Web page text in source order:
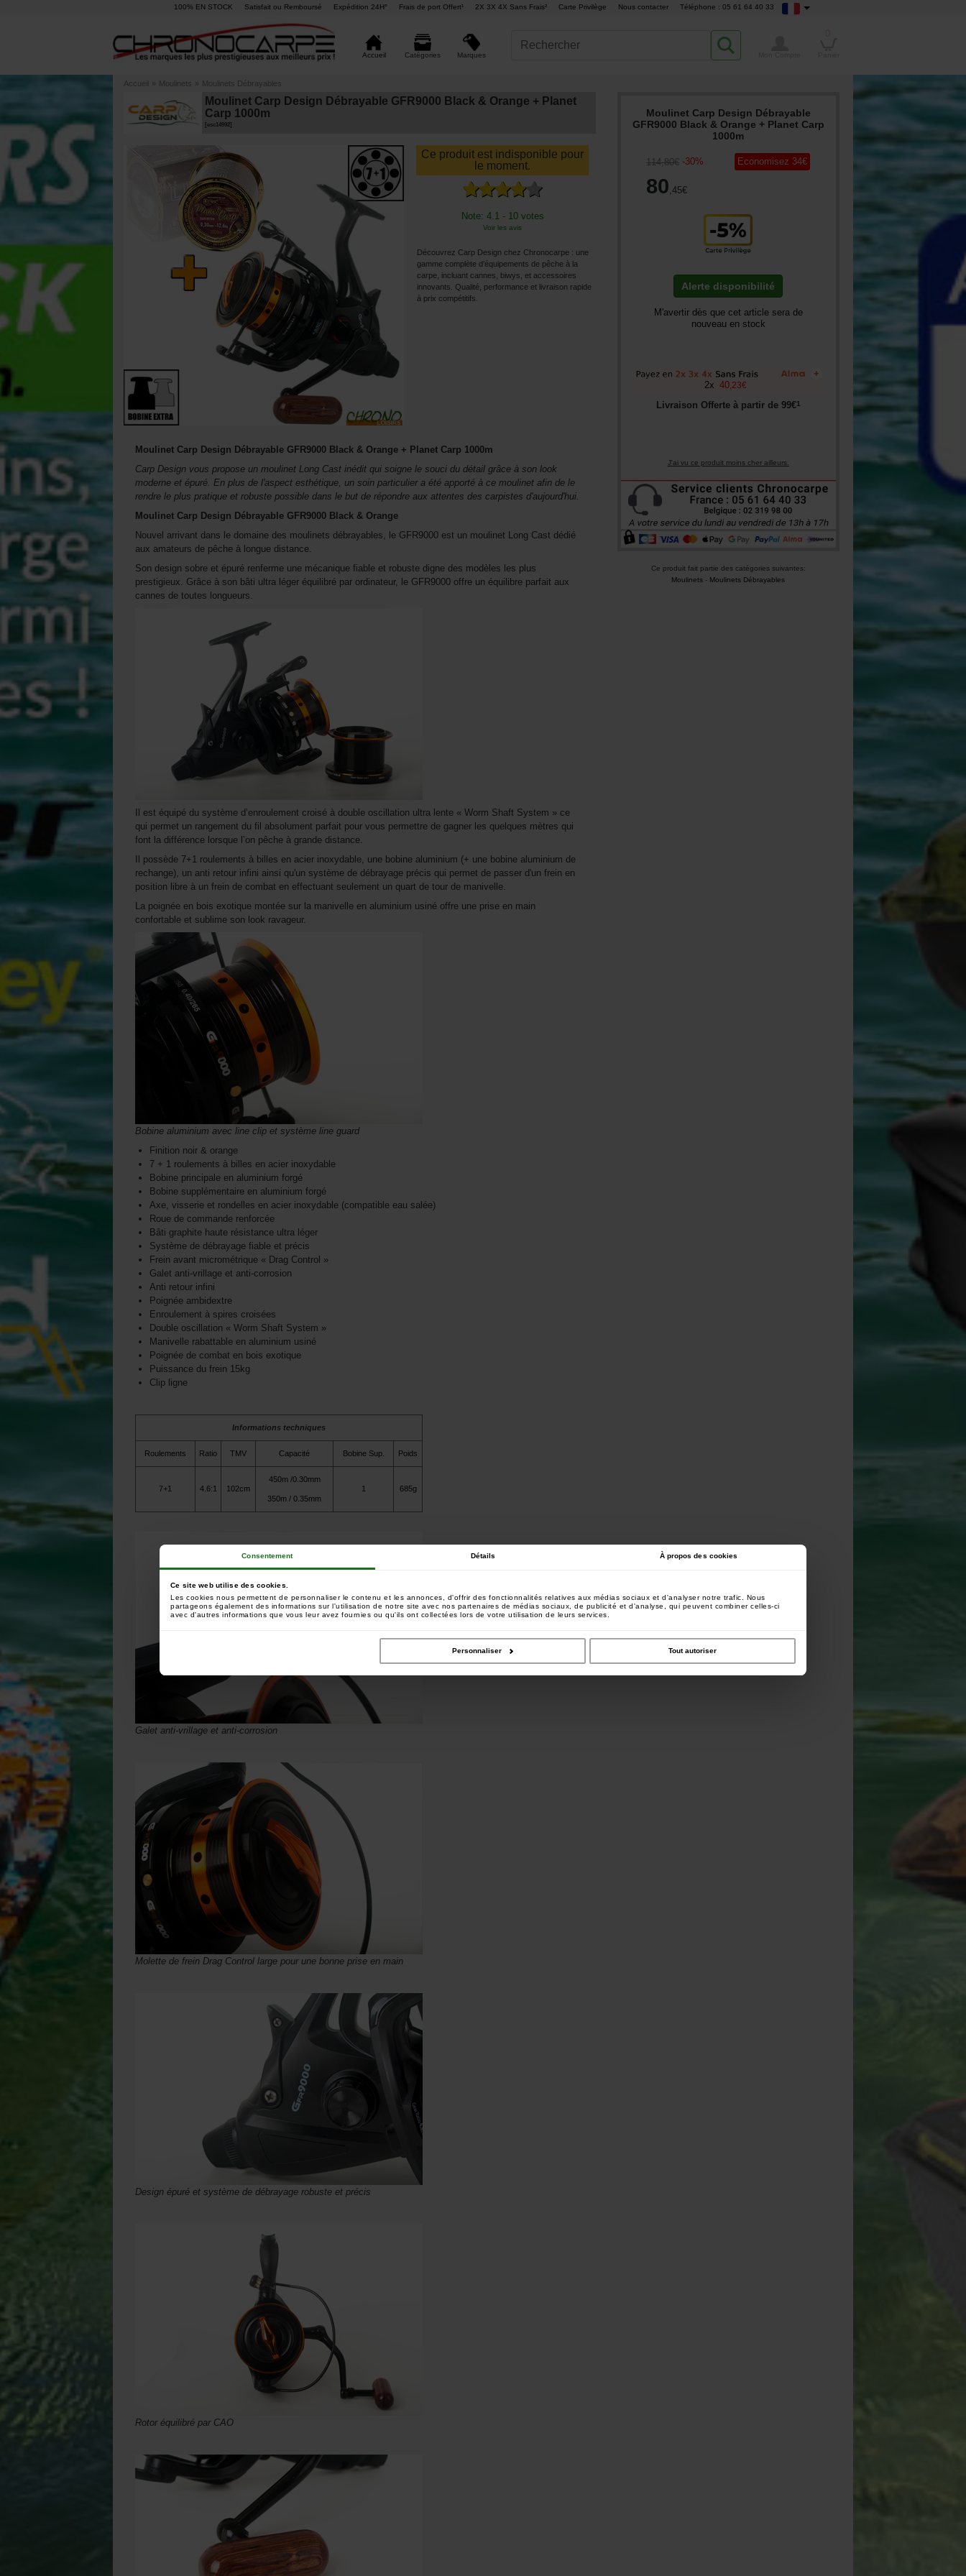
Consentement Détails À propos des cookies
Ce site web utilise des cookies.
Les cookies nous permettent de personnaliser le contenu et les annonces, d'offrir des fonctionnalités relatives aux médias sociaux et d'analyser notre trafic. Nous
partageons également des informations sur l'utilisation de notre site avec nos partenaires de médias sociaux, de publicité et d'analyse, qui peuvent combiner celles-ci
avec d'autres informations que vous leur avez fournies ou qu'ils ont collectées lors de votre utilisation de leurs services.
Personnaliser Tout autoriser
100% EN STOCK Satisfait ou Remboursé Expédition 24H° Frais de port Offert¹ 2X 3X 4X Sans Frais² Carte Privilège Nous contacter Téléphone : 05 61 64 40 33
Accueil Catégories Marques
Accueil » Moulinets » Moulinets Débrayables
Moulinet Carp Design Débrayable GFR9000 Black & Orange + Planet
Carp 1000m
esc14992]
Ce produit est indisponible pour
le moment.
Note: 4.1 - 10 votes
Voir les avis
Découvrez Carp Design chez Chronocarpe : une
gamme complète d’équipements de pêche à la
carpe, incluant cannes, biwys, et accessoires
innovants. Qualité, performance et livraison rapide
à prix compétitifs.
Moulinet Carp Design Débrayable
GFR9000 Black & Orange + Planet Carp
1000m
114,80€ -30%
80,45€
Economisez 34€
Alerte disponibilité
M'avertir dès que cet article sera de
nouveau en stock
+
2x 40 23€
Livraison Offerte à partir de 99€1
J'ai vu ce produit moins cher ailleurs.
Ce produit fait partie des catégories suivantes:
Moulinets - Moulinets Débrayables
Moulinet Carp Design Débrayable GFR9000 Black & Orange + Planet Carp 1000m
Carp Design vous propose un moulinet Long Cast inédit qui soigne le souci du détail grâce à son look
moderne et épuré. En plus de l'aspect esthétique, un soin particulier a été apporté à ce moulinet afin de le
rendre le plus pratique et robuste possible dans le but de répondre aux attentes des carpistes d'aujourd'hui.
Moulinet Carp Design Débrayable GFR9000 Black & Orange
Nouvel arrivant dans le domaine des moulinets débrayables, le GFR9000 est un moulinet Long Cast dédié
aux amateurs de pêche à longue distance.
Son design sobre et épuré renferme une mécanique fiable et robuste digne des modèles les plus
prestigieux. Grâce à son bâti ultra léger équilibré par ordinateur, le GFR9000 offre un équilibre parfait aux
cannes de toutes longueurs.
Il est équipé du système d’enroulement croisé à double oscillation ultra lente « Worm Shaft System » ce
qui permet un rangement du fil absolument parfait pour vous permettre de gagner les quelques mètres qui
font la différence lorsque l’on pêche à grande distance.
Il possède 7+1 roulements à billes en acier inoxydable, une bobine aluminium (+ une bobine aluminium de
rechange), un anti retour infini ainsi qu'un système de débrayage précis qui permet de passer d'un frein en
position libre à un frein de combat en effectuant seulement un quart de tour de manivelle.
La poignée en bois exotique montée sur la manivelle en aluminium usiné offre une prise en main
confortable et sublime son look ravageur.
Bobine aluminium avec line clip et système line guard
Finition noir & orange
7 + 1 roulements à billes en acier inoxydable
Bobine principale en aluminium forgé
Bobine supplémentaire en aluminium forgé
Axe, visserie et rondelles en acier inoxydable (compatible eau salée)
Roue de commande renforcée
Bâti graphite haute résistance ultra léger
Système de débrayage fiable et précis
Frein avant micrométrique « Drag Control »
Galet anti-vrillage et anti-corrosion
Anti retour infini
Poignée ambidextre
Enroulement à spires croisées
Double oscillation « Worm Shaft System »
Manivelle rabattable en aluminium usiné
Poignée de combat en bois exotique
Puissance du frein 15kg
Clip ligne
Informations techniques
Roulements Ratio TMV Capacité Bobine Sup. Poids
7+1 4.6:1 102cm
450m /0.30mm
350m / 0.35mm
1 685g
Galet anti-vrillage et anti-corrosion
Molette de frein Drag Control large pour une bonne prise en main
Design épuré et système de débrayage robuste et précis
Rotor équilibré par CAO